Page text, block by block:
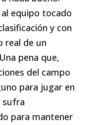
equipo tocado
y con
real de un
pena que,
del campo
para jugar en
sufra
para mantener